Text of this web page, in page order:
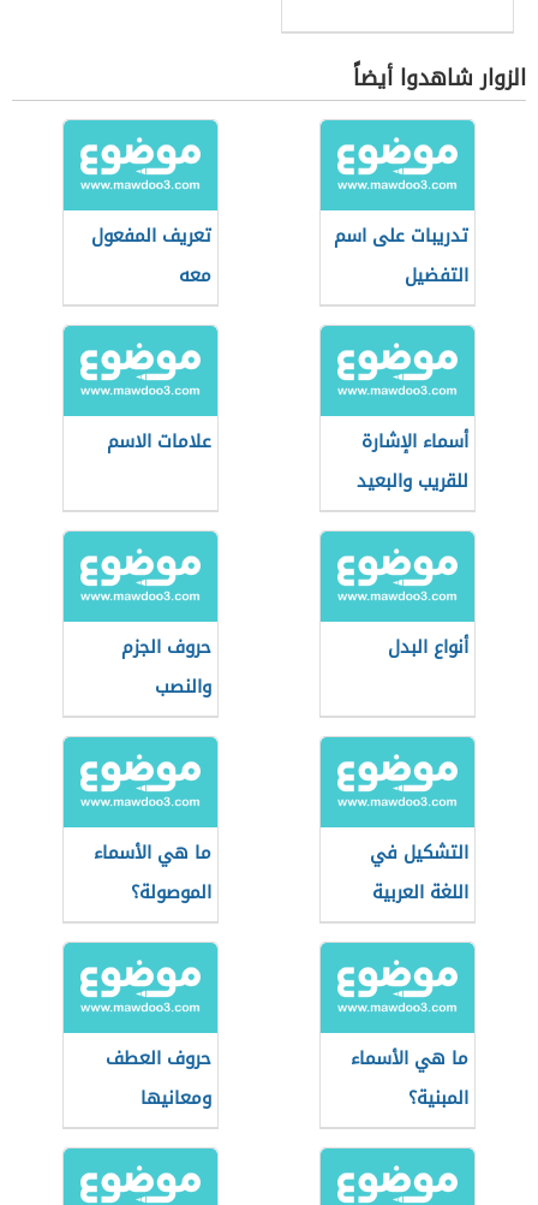
الزوار شاهدوا أيضاً
تدريبات على اسم
التفضيل
تعريف المفعول
معه
أسماء الإشارة
للقريب والبعيد
علامات الاسم
أنواع البدل
حروف الجزم
والنصب
التشكيل في
اللغة العربية
ما هي الأسماء
الموصولة؟
ما هي الأسماء
المبنية؟
حروف العطف
ومعانيها